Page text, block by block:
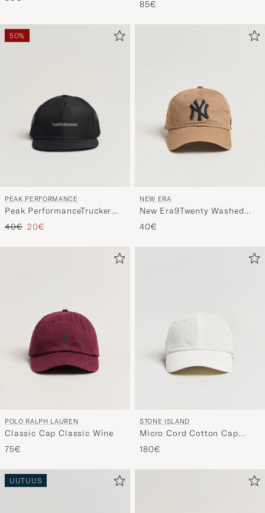
85€
50%
PEAK PERFORMANCE
Peak PerformanceTrucker
CapBlack
Tavallinen hinta
40€ Alennettu hinta
20€
NEW ERA
New Era9Twenty Washed
Cotton CapBeige New York
Yankees
40€
POLO RALPH LAUREN
Classic Cap Classic Wine
75€
STONE ISLAND
Micro Cord Cotton Cap
Ivory
180€
UUTUUS